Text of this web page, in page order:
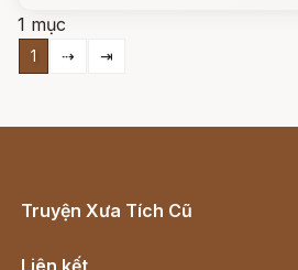
1 mục
1 ⇢ ⇥
Truyện Xưa Tích Cũ
Liên kết